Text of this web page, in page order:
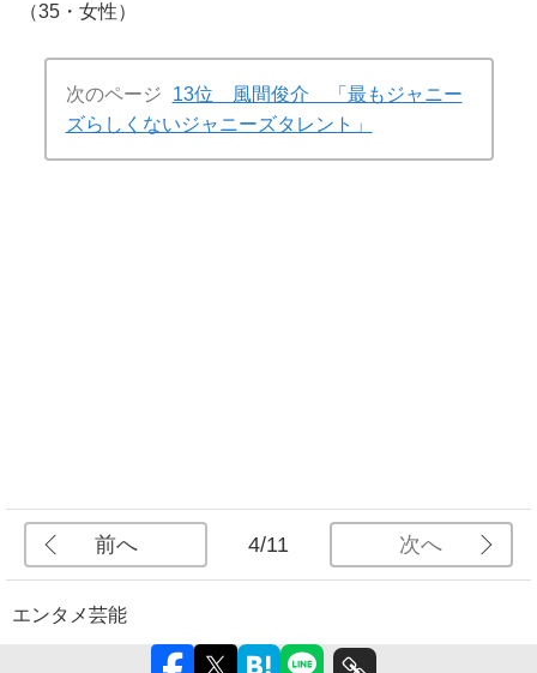
（35・女性）
次のページ
13位 風間俊介 「最もジャニー
ズらしくないジャニーズタレント」
前へ 4/11 次へ
エンタメ芸能